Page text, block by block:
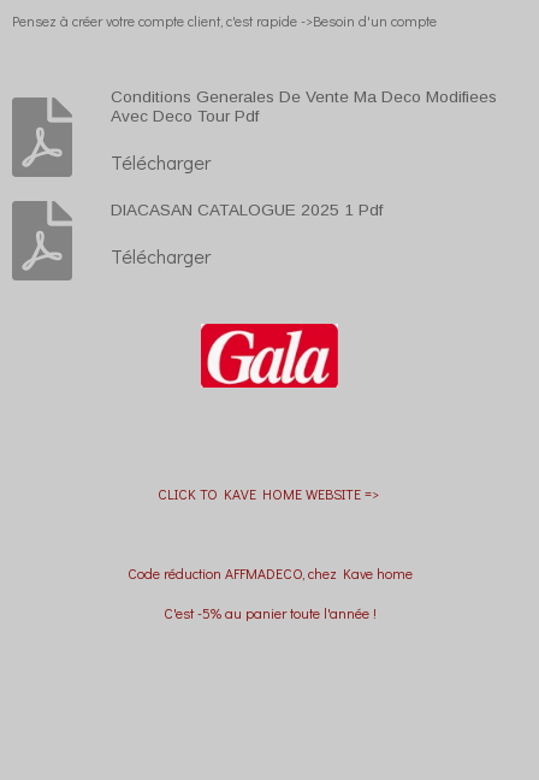
Pensez à créer votre compte client, c'est rapide ->Besoin d'un compte
Conditions Generales De Vente Ma Deco Modifiees
Avec Deco Tour Pdf
Télécharger
DIACASAN CATALOGUE 2025 1 Pdf
Télécharger
CLICK TO KAVE HOME WEBSITE =>
Code réduction AFFMADECO, chez Kave home
C'est -5% au panier toute l'année !